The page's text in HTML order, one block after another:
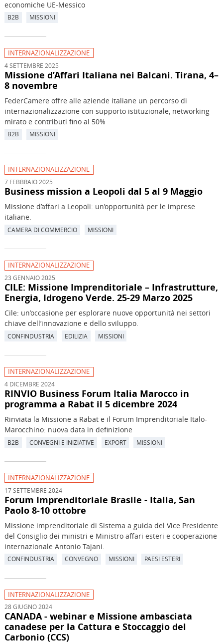
economiche UE-Messico
B2B MISSIONI
INTERNAZIONALIZZAZIONE
4 SETTEMBRE 2025
Missione d’Affari Italiana nei Balcani. Tirana, 4–
8 novembre
FederCamere offre alle aziende italiane un percorso di
internazionalizzazione con supporto istituzionale, networking
mirato e contributi fino al 50%
B2B MISSIONI
INTERNAZIONALIZZAZIONE
7 FEBBRAIO 2025
Business mission a Leopoli dal 5 al 9 Maggio
Missione d’affari a Leopoli: un’opportunità per le imprese
italiane.
CAMERA DI COMMERCIO MISSIONI
INTERNAZIONALIZZAZIONE
23 GENNAIO 2025
CILE: Missione Imprenditoriale – Infrastrutture,
Energia, Idrogeno Verde. 25-29 Marzo 2025
Cile: un’occasione per esplorare nuove opportunità nei settori
chiave dell’innovazione e dello sviluppo.
CONFINDUSTRIA EDILIZIA MISSIONI
INTERNAZIONALIZZAZIONE
4 DICEMBRE 2024
RINVIO Business Forum Italia Marocco in
programma a Rabat il 5 dicembre 2024
Rinviata la Missione a Rabat e il Forum Imprenditoriale Italo-
Marocchino: nuova data in definizione
B2B CONVEGNI E INIZIATIVE EXPORT MISSIONI
INTERNAZIONALIZZAZIONE
17 SETTEMBRE 2024
Forum Imprenditoriale Brasile - Italia, San
Paolo 8-10 ottobre
Missione imprenditoriale di Sistema a guida del Vice Presidente
del Consiglio dei ministri e Ministro affari esteri e cooperazione
internazionale Antonio Tajani.
CONFINDUSTRIA CONVEGNO MISSIONI PAESI ESTERI
INTERNAZIONALIZZAZIONE
28 GIUGNO 2024
CANADA - webinar e Missione ambasciata
canadese per la Cattura e Stoccaggio del
Carbonio (CCS)